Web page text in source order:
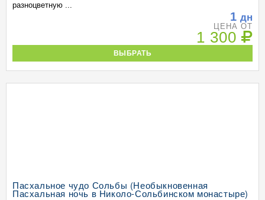
разноцветную ...
1 дн
ЦЕНА ОТ
1 300
ВЫБРАТЬ
Пасхальное чудо Сольбы (Необыкновенная
Пасхальная ночь в Николо-Сольбинском монастыре)